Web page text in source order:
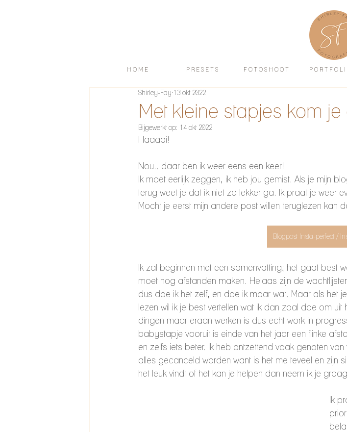
H O M E P R E S E T S F O T O S H O O T P O R T F O L I
Met kleine stapjes kom
Shirley-Fay 13 okt 2022
Bijgewerkt op: 14 okt 2022
Haaaai!
Nou.. daar ben ik weer eens een keer!
Ik moet eerlijk zeggen, ik heb jou gemist. Als je mijn
terug weet je dat ik niet zo lekker ga. Ik praat je weer
Mocht je eerst mijn andere post willen teruglezen kan
Blogpost Insta-perfect /
Ik zal beginnen met een samenvatting; het gaat best
moet nog afstanden maken. Helaas zijn de
dus doe ik het zelf, en doe ik maar wat. Maar als het
lezen wil ik je best vertellen wat ik dan zoal doe om uit
dingen maar eraan werken is dus echt work in
babystapje vooruit is einde van het jaar een flinke
en zelfs iets beter. Ik heb ontzettend vaak genoten
alles gecanceld worden want is het me teveel en zijn
het leuk vindt of het kan je helpen dan neem ik je
Ik